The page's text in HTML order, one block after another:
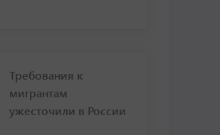
Требования к
мигрантам
ужесточили в России